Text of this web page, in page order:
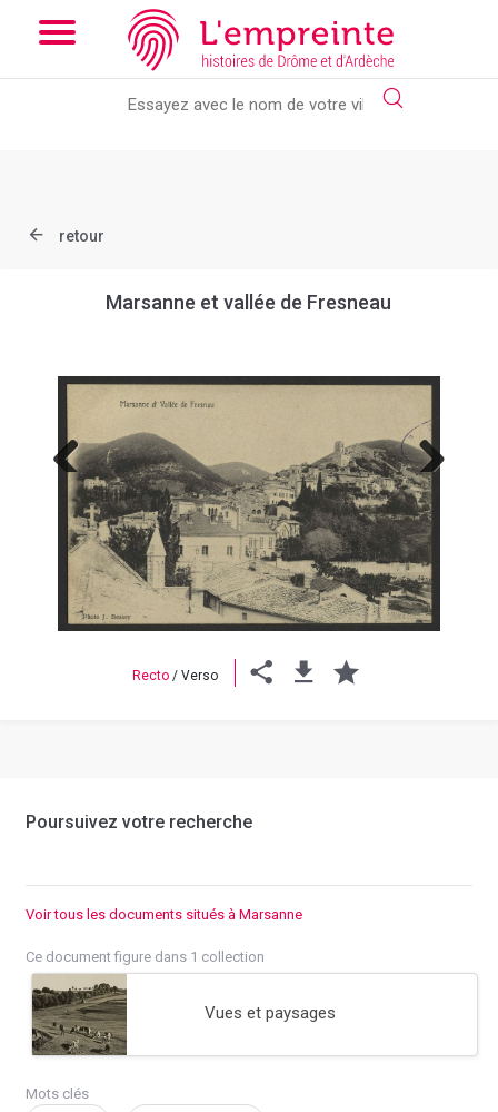
Array ( [slug] => document [ref] => B263626101_CP702 )
the new slick-theme.css if you want the default styling
retour
Marsanne et vallée de Fresneau
Previous Next
Recto / Verso
Poursuivez votre recherche
Voir tous les documents situés à Marsanne
Ce document figure dans 1 collection
Vues et paysages
Mots clés